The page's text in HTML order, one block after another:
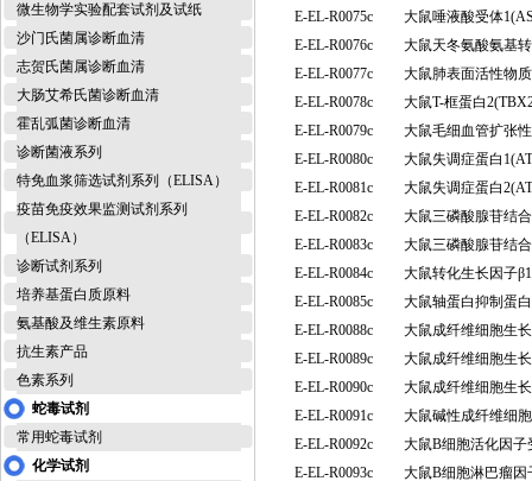
微生物学实验配套试剂及试纸
沙门氏菌属诊断血清
志贺氏菌属诊断血清
大肠艾希氏菌诊断血清
霍乱弧菌诊断血清
诊断菌液系列
特免血浆筛选试剂系列（ELISA）
疫苗免疫效果监测试剂系列
（ELISA）
诊断试剂系列
培养基蛋白质原料
氨基酸及维生素原料
抗生素产品
色素系列
蛇毒试剂
常用蛇毒试剂
化学试剂
E-EL-R0075c
大鼠唾液酸受体
E-EL-R0076c
大鼠天冬氨酸氨基
E-EL-R0077c
大鼠肺表面活性物
E-EL-R0078c
大鼠T-框蛋白
E-EL-R0079c
大鼠毛细血管扩张
E-EL-R0080c
大鼠失调症蛋白
E-EL-R0081c
大鼠失调症蛋白
E-EL-R0082c
大鼠三磷酸腺苷结
E-EL-R0083c
大鼠三磷酸腺苷结
E-EL-R0084c
大鼠转化生长因子
E-EL-R0085c
大鼠轴蛋白抑制蛋
E-EL-R0088c
大鼠成纤维细胞生
E-EL-R0089c
大鼠成纤维细胞生
E-EL-R0090c
大鼠成纤维细胞生
E-EL-R0091c
大鼠碱性成纤维细
E-EL-R0092c
大鼠B细胞活化因
E-EL-R0093c
大鼠B细胞淋巴瘤因